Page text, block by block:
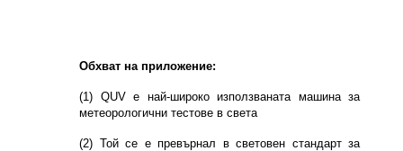
Обхват на приложение:
(1) QUV е най-широко използваната машина за
метеорологични тестове в света
(2) Той се е превърнал в световен стандарт за